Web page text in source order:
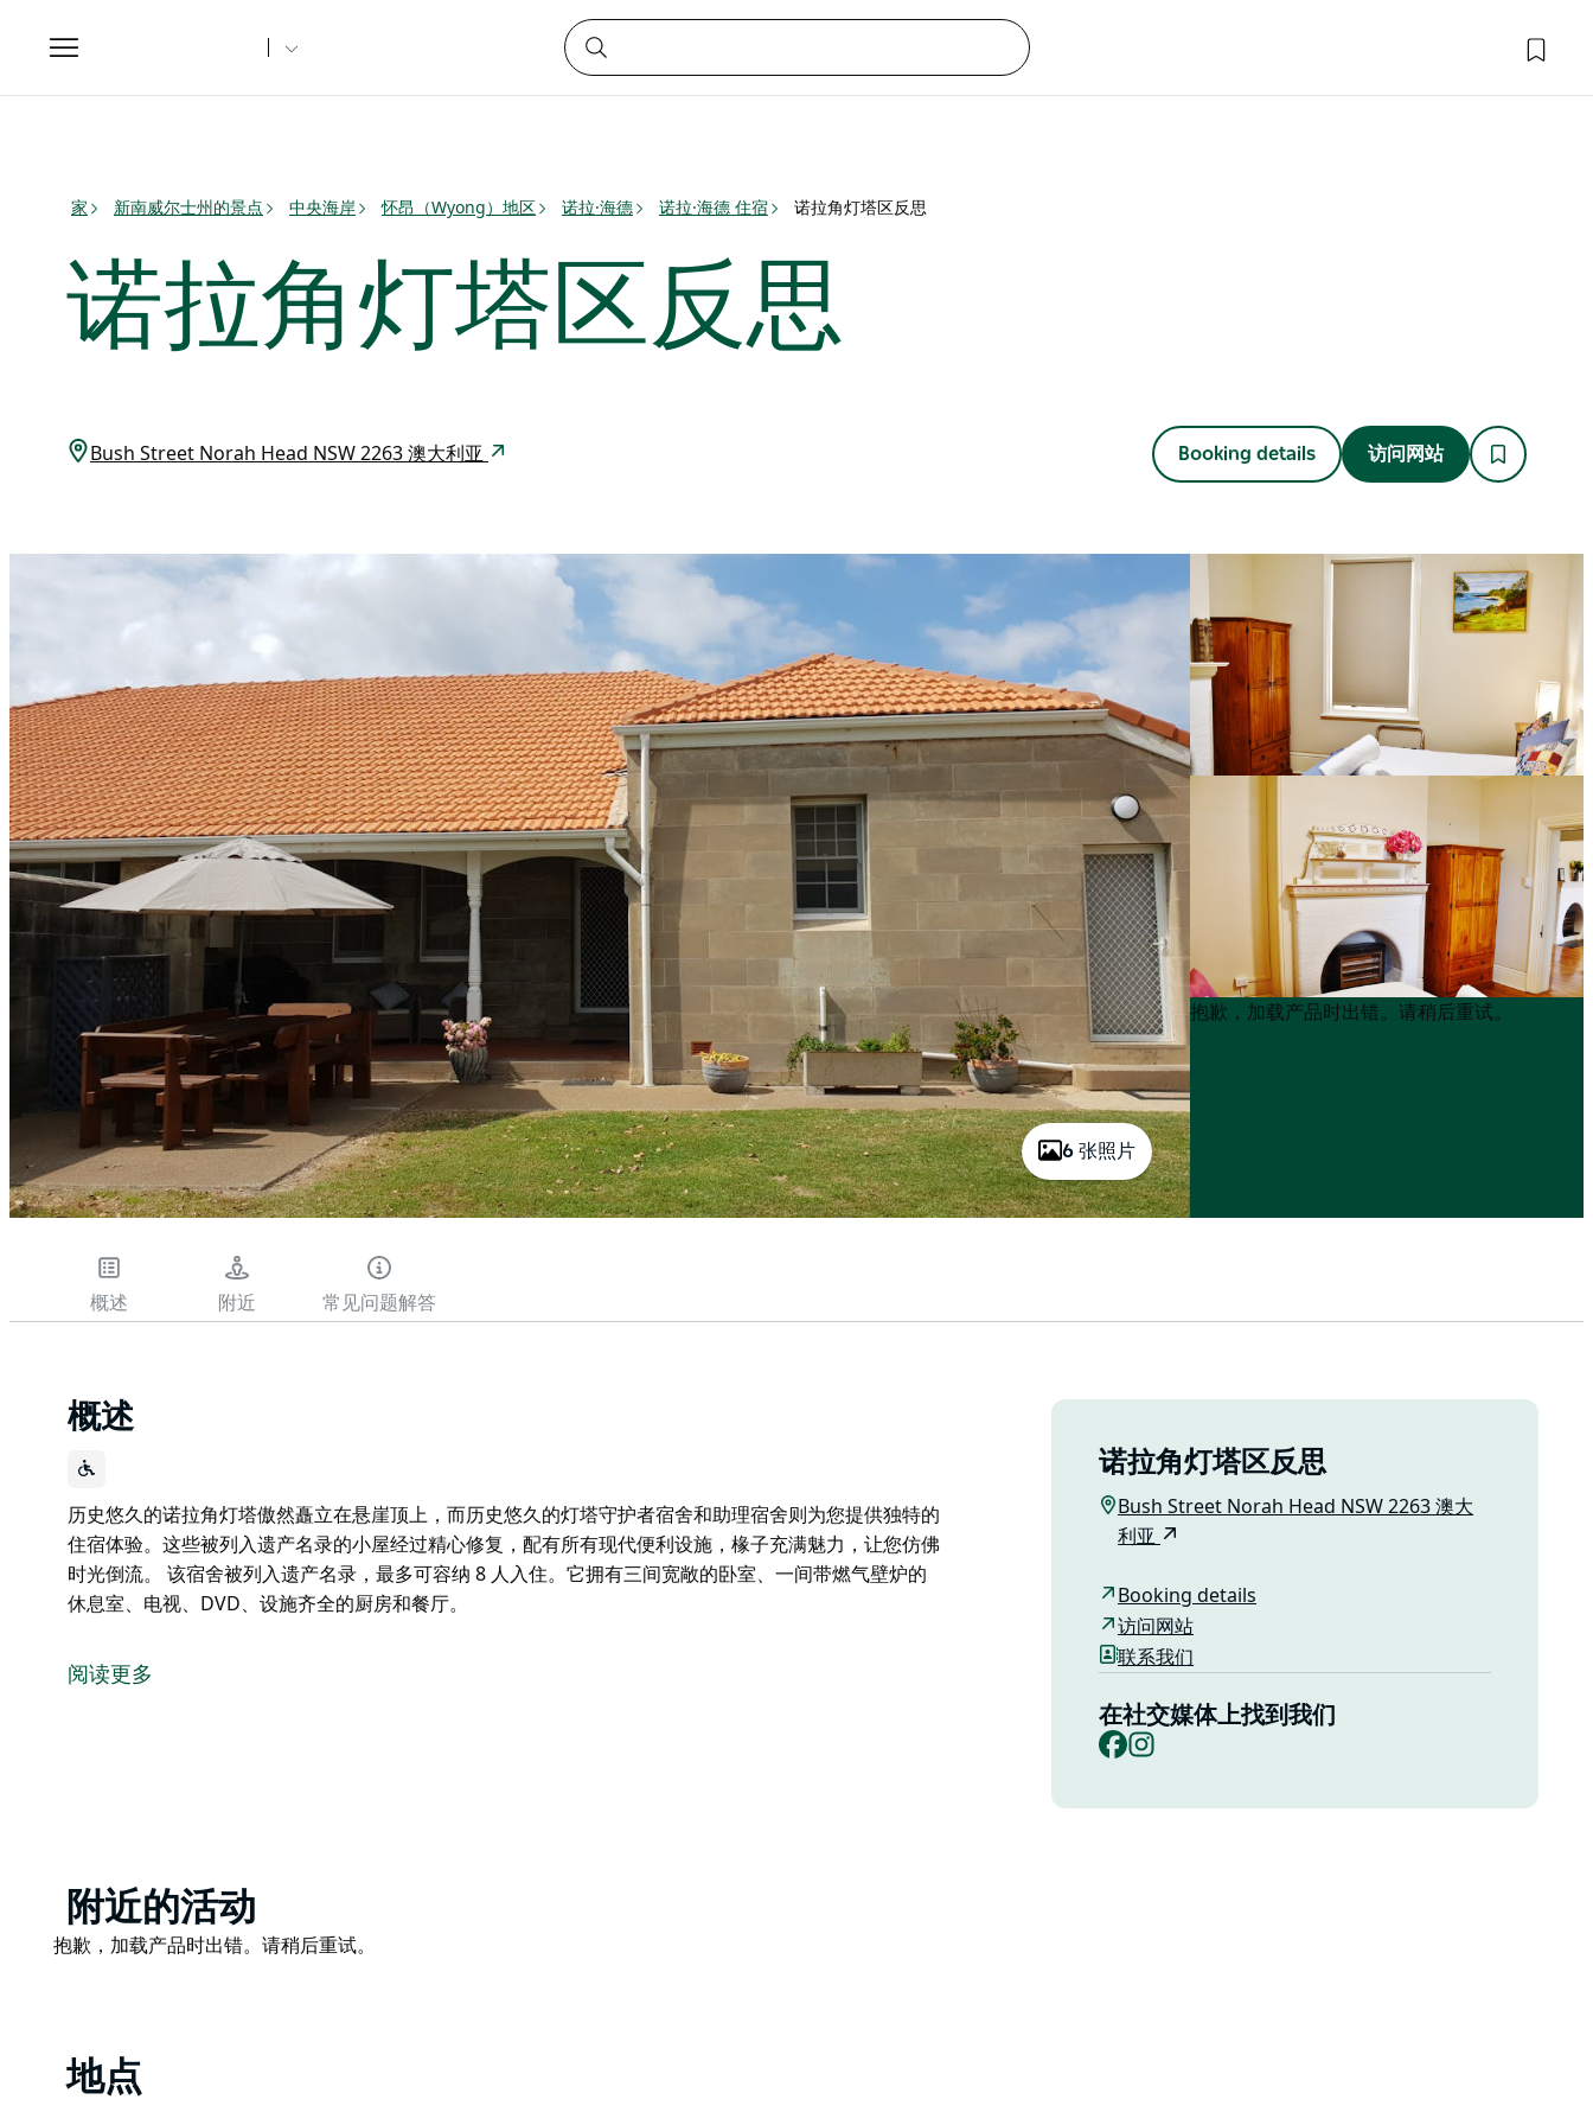
Toggle
navigation
家 新南威尔士州的景点 中央海岸 怀昂（Wyong）地区 诺拉·海德 诺拉·海德 住宿 诺拉角灯塔区反思
诺拉角灯塔区反思
Bush Street Norah Head NSW 2263 澳大利亚 Booking details 访问网站
6 张照片
Product
List
Product
List
抱歉，加载产品时出错。请稍后重试。
概述 附近 常见问题解答
概述
历史悠久的诺拉角灯塔傲然矗立在悬崖顶上，而历史悠久的灯塔守护者宿舍和助理宿舍则为您提供独特的
住宿体验。这些被列入遗产名录的小屋经过精心修复，配有所有现代便利设施，椽子充满魅力，让您仿佛
时光倒流。 该宿舍被列入遗产名录，最多可容纳 8 人入住。它拥有三间宽敞的卧室、一间带燃气壁炉的
休息室、电视、DVD、设施齐全的厨房和餐厅。
住宿体验。这些被列入遗产名录的小屋经过精心修复，配有所有现代便利设施，椽子充满魅力，让您仿佛
时光倒流。
阅读更多
诺拉角灯塔区反思
Bush Street Norah Head NSW 2263 澳大
利亚
Booking details
访问网站
联系我们
在社交媒体上找到我们
Facebook
Product
List
附近的活动
Product
抱歉，加载产品时出错。请稍后重试。
地点